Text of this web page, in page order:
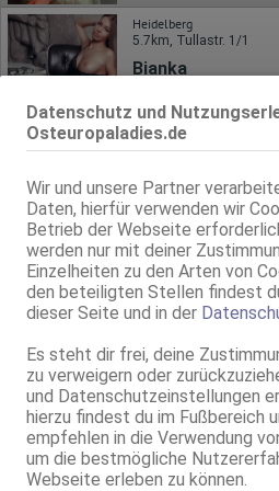
Datenschutz und
Osteuropaladies.de
Wir und unsere Partner
Daten, hierfür verwenden wir
Betrieb der Webseite
werden nur mit deiner
Einzelheiten zu den Arten von
den beteiligten Stellen findest
dieser Seite und in der
Es steht dir frei, deine
zu verweigern oder
und Datenschutzeinstellungen
hierzu findest du im Fußbereich
empfehlen in die Verwendung
um die bestmögliche
Webseite erleben zu können.
Heidelberg
5.7km, Tullastr. 1/1
Bianka
tssandy
Arabisch, Englisch
Heidelberg
5.7km, Tullastr. 1/1
Agentur May
Heidelberg
5.7km, Tullastr. 1/1